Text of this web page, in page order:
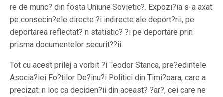
re de munc? din fosta Uniune Sovietic?. Expozi?ia s-a axat
pe consecin?ele directe ?i indirecte ale deport?rii, pe
deportarea reflectat? n statistic? ?i pe deportare prin
prisma documentelor securit??ii.
Tot cu acest prilej a vorbit ?i Teodor Stanca, pre?edintele
Asocia?iei Fo?tilor De?inu?i Politici din Timi?oara, care a
precizat: n loc ca deciden?ii din aceast? ?ar?, cei care ne